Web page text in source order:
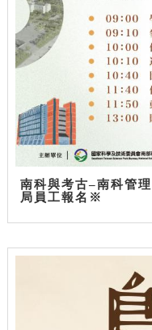
南科與考古–南科管
局員工報名※